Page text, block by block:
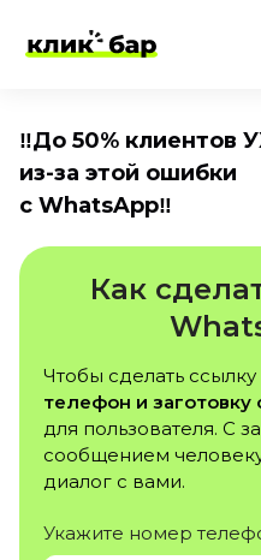
‼️До 50% клиентов
из-за этой ошибки
с WhatsApp‼️
Как
Чтобы сделать
телефон и
для пользователя. С
сообщением
диалог с вами.
Укажите номер